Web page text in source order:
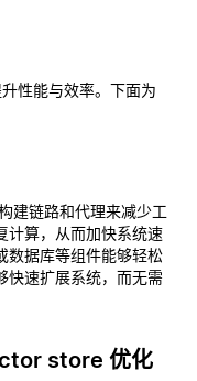
性能与效率。下面为
建链路和代理来减少工
计算，从而加快系统速
数据库等组件能够轻松
快速扩展系统，而无需
store 优化